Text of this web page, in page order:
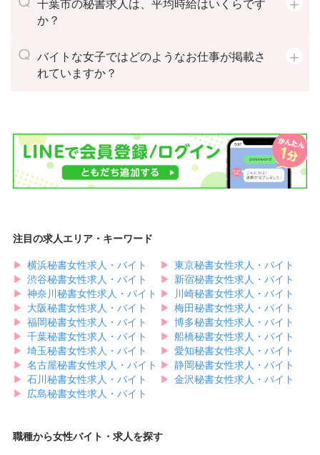
千葉市の秘書求人は、平均時給はいくらです
か？
バイトな女子ではどのようなお仕事が掲載さ
れていますか？
注目の求人エリア・キーワード
▶︎ 横浜秘書女性求人・バイト ▶︎ 東京秘書女性求人・バイト
▶︎ 渋谷秘書女性求人・バイト ▶︎ 新宿秘書女性求人・バイト
▶︎ 神奈川秘書女性求人・バイト ▶︎ 川崎秘書女性求人・バイト
▶︎ 大阪秘書女性求人・バイト ▶︎ 梅田秘書女性求人・バイト
▶︎ 福岡秘書女性求人・バイト ▶︎ 博多秘書女性求人・バイト
▶︎ 千葉秘書女性求人・バイト ▶︎ 船橋秘書女性求人・バイト
▶︎ 埼玉秘書女性求人・バイト ▶︎ 愛知秘書女性求人・バイト
▶︎ 名古屋秘書女性求人・バイト ▶︎ 静岡秘書女性求人・バイト
▶︎ 石川秘書女性求人・バイト ▶︎ 金沢秘書女性求人・バイト
▶︎ 広島秘書女性求人・バイト
職種から女性バイト・求人を探す